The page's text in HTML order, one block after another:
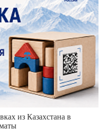
из Казахстана в